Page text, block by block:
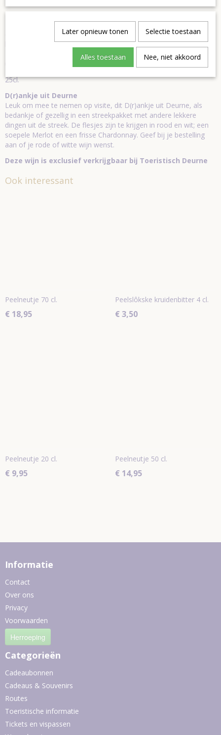
Chateau Deurne
Lekkere wijn voor bij de borrel of diner met exclusief Deurnes
etiket. Op het etiket zie je de 'skyline' van Deurne afgebeeld met
herkenbare monumenten zoals De Wieger, Sint Williborduskerk,
Holten's Molen e.d. Het etiket is verkrijgbaar met etiket D(r)ankje
25cl.
D(r)ankje uit Deurne
Leuk om mee te nemen op visite, dit D(r)ankje uit Deurne, als
bedankje of gezellig in een streekpakket met andere lekkere
dingen uit de streek. De flesjes zijn te krijgen in rood en wit; een
soepele Merlot en een frisse Chardonnay. Geef bij je bestelling
aan of je rode of witte wijn wenst.
Deze wijn is exclusief verkrijgbaar bij Toeristisch Deurne
Ook interessant
Peelneutje 70 cl.
€ 18,95
Peelslôkske kruidenbitter 4 cl.
€ 3,50
Peelneutje 20 cl.
€ 9,95
Peelneutje 50 cl.
€ 14,95
Informatie
Contact
Over ons
Privacy
Voorwaarden
Herroeping
Categorieën
Cadeaubonnen
Cadeaus & Souvenirs
Routes
Toeristische informatie
Tickets en vispassen
Later opnieuw tonen Selectie toestaan
Alles toestaan Nee, niet akkoord